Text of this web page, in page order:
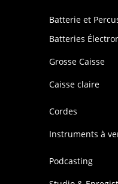
Batterie et
Batteries
Grosse Caisse
Caisse claire
Cordes
Instruments à
Podcasting